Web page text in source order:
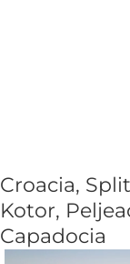
Croacia,
Kotor,
Capadocia